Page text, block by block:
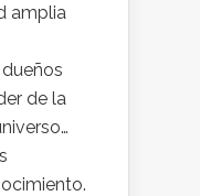
amplia
de la